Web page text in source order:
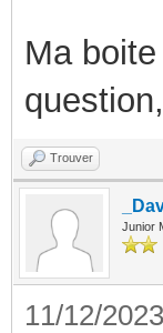
Ma
Trouver
Junior
11/12/